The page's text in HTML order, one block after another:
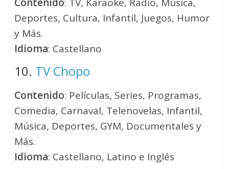
Contenido: TV, Karaoke, Radio, Música,
Deportes, Cultura, Infantil, Juegos, Humor
y Más.
Idioma: Castellano
10. TV Chopo
Contenido: Películas, Series, Programas,
Comedia, Carnaval, Telenovelas, Infantil,
Música, Deportes, GYM, Documentales y
Más.
Idioma: Castellano, Latino e Inglés